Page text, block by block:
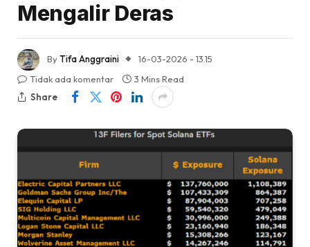
Mengalir Deras
ByTifa Anggraini
16-03-2026 - 13.15
Tidak ada komentar
3 Mins Read
Share